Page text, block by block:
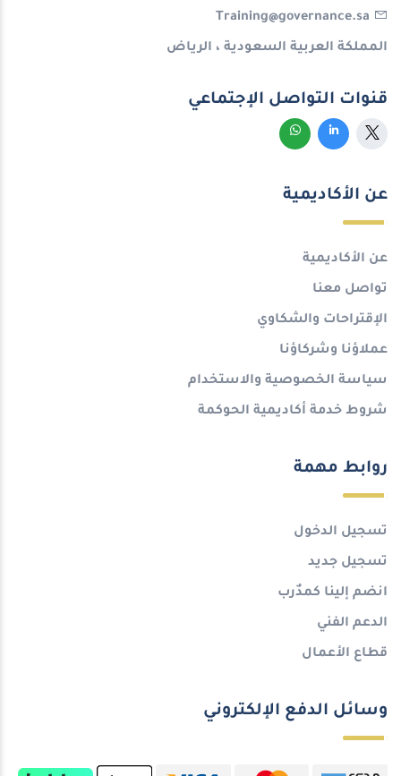
Training@governance.sa
المملكة العربية السعودية ، الرياض
قنوات التواصل الإجتماعي
عن الأكاديمية
عن الأكاديمية
تواصل معنا
الإقتراحات والشكاوي
عملاؤنا وشركاؤنا
سياسة الخصوصية والاستخدام
شروط خدمة أكاديمية الحوكمة
روابط مهمة
تسجيل الدخول
تسجيل جديد
انضم إلينا كمدٌرب
الدعم الفني
قطاع الأعمال
وسائل الدفع الإلكتروني